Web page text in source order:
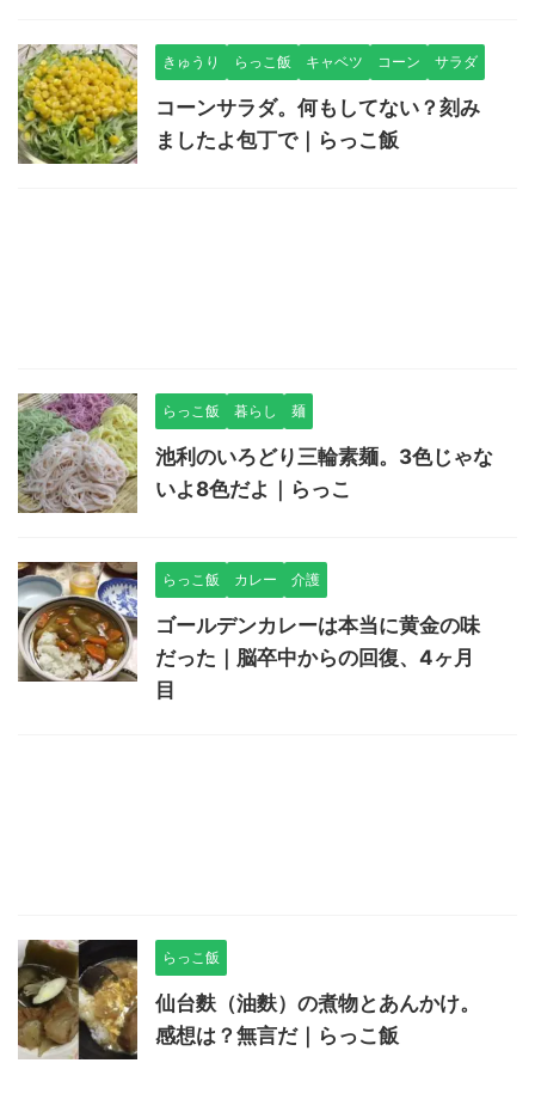
きゅうり らっこ飯 キャベツ コーン サラダ
コーンサラダ。何もしてない？刻み
ましたよ包丁で｜らっこ飯
らっこ飯 暮らし 麺
池利のいろどり三輪素麺。3色じゃな
いよ8色だよ｜らっこ
らっこ飯 カレー 介護
ゴールデンカレーは本当に黄金の味
だった｜脳卒中からの回復、4ヶ月
目
らっこ飯
仙台麩（油麩）の煮物とあんかけ。
感想は？無言だ｜らっこ飯